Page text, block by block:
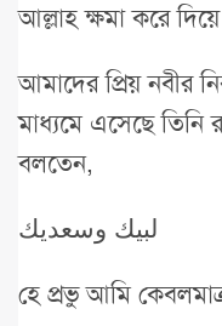
আল্লাহ ক্ষমা করে
আমাদের প্রিয় নবীর
মাধ্যমে এসেছে
বলতেন,
لبيك وسعديك
হে প্রভু আমি